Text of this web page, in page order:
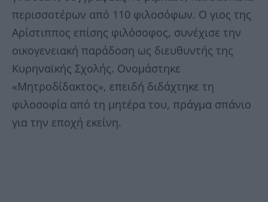
περισσοτέρων από 110 φιλοσόφων. Ο γιος της
Αρίστιππος επίσης φιλόσοφος, συνέχισε την
οικογενειακή παράδοση ως διευθυντής της
Κυρηναϊκής Σχολής. Ονοµάστηκε
«Μητροδίδακτος», επειδή διδάχτηκε τη
φιλοσοφία από τη µητέρα του, πράγµα σπάνιο
για την εποχή εκείνη.